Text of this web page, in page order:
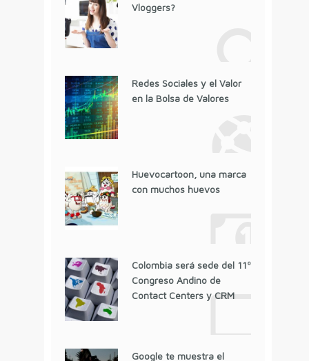
Vloggers?
Redes Sociales y el Valor
en la Bolsa de Valores
Huevocartoon, una marca
con muchos huevos
Colombia será sede del 11º
Congreso Andino de
Contact Centers y CRM
Google te muestra el